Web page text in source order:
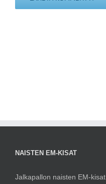
NAISTEN EM-KISAT
Jalkapallon naisten EM-kisat